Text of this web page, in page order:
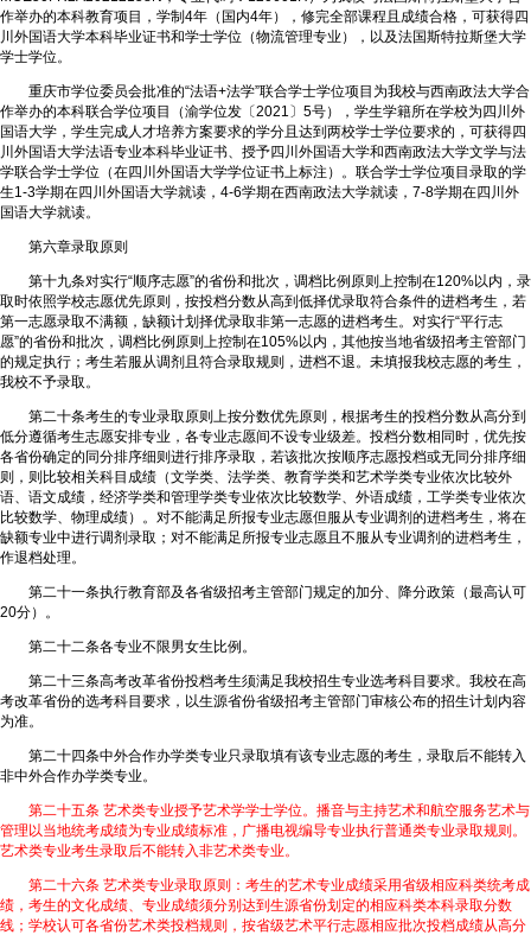
作举办的本科教育项目，学制4年（国内4年），修完全部课程且成绩合格，可获得四
川外国语大学本科毕业证书和学士学位（物流管理专业），以及法国斯特拉斯堡大学
学士学位。
重庆市学位委员会批准的“法语+法学”联合学士学位项目为我校与西南政法大学合
作举办的本科联合学位项目（渝学位发〔2021〕5号），学生学籍所在学校为四川外
国语大学，学生完成人才培养方案要求的学分且达到两校学士学位要求的，可获得四
川外国语大学法语专业本科毕业证书、授予四川外国语大学和西南政法大学文学与法
学联合学士学位（在四川外国语大学学位证书上标注）。联合学士学位项目录取的学
生1-3学期在四川外国语大学就读，4-6学期在西南政法大学就读，7-8学期在四川外
国语大学就读。
第六章录取原则
第十九条对实行“顺序志愿”的省份和批次，调档比例原则上控制在120%以内，录
取时依照学校志愿优先原则，按投档分数从高到低择优录取符合条件的进档考生，若
第一志愿录取不满额，缺额计划择优录取非第一志愿的进档考生。对实行“平行志
愿”的省份和批次，调档比例原则上控制在105%以内，其他按当地省级招考主管部门
的规定执行；考生若服从调剂且符合录取规则，进档不退。未填报我校志愿的考生，
我校不予录取。
第二十条考生的专业录取原则上按分数优先原则，根据考生的投档分数从高分到
低分遵循考生志愿安排专业，各专业志愿间不设专业级差。投档分数相同时，优先按
各省份确定的同分排序细则进行排序录取，若该批次按顺序志愿投档或无同分排序细
则，则比较相关科目成绩（文学类、法学类、教育学类和艺术学类专业依次比较外
语、语文成绩，经济学类和管理学类专业依次比较数学、外语成绩，工学类专业依次
比较数学、物理成绩）。对不能满足所报专业志愿但服从专业调剂的进档考生，将在
缺额专业中进行调剂录取；对不能满足所报专业志愿且不服从专业调剂的进档考生，
作退档处理。
第二十一条执行教育部及各省级招考主管部门规定的加分、降分政策（最高认可
20分）。
第二十二条各专业不限男女生比例。
第二十三条高考改革省份投档考生须满足我校招生专业选考科目要求。我校在高
考改革省份的选考科目要求，以生源省份省级招考主管部门审核公布的招生计划内容
为准。
第二十四条中外合作办学类专业只录取填有该专业志愿的考生，录取后不能转入
非中外合作办学类专业。
第二十五条 艺术类专业授予艺术学学士学位。播音与主持艺术和航空服务艺术与
管理以当地统考成绩为专业成绩标准，广播电视编导专业执行普通类专业录取规则。
艺术类专业考生录取后不能转入非艺术类专业。
第二十六条 艺术类专业录取原则：考生的艺术专业成绩采用省级相应科类统考成
绩，考生的文化成绩、专业成绩须分别达到生源省份划定的相应科类本科录取分数
线；学校认可各省份艺术类投档规则，按省级艺术平行志愿相应批次投档成绩从高分